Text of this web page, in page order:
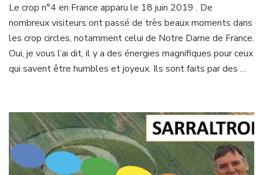
circle
à
St
de
Bassel
Le crop n°4 en France apparu le 18 juin 2019 . De
nombreux visiteurs ont passé de très beaux moments dans
les crop circles, notamment celui de Notre Dame de France.
Oui, je vous l’ai dit, il y a des énergies magnifiques pour ceux
qui savent être humbles et joyeux. Ils sont faits par des …